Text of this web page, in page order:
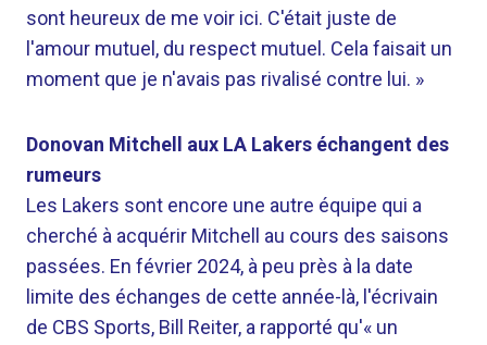
sont heureux de me voir ici. C'était juste de
l'amour mutuel, du respect mutuel. Cela faisait un
moment que je n'avais pas rivalisé contre lui. »
Donovan Mitchell aux LA Lakers échangent des
rumeurs
Les Lakers sont encore une autre équipe qui a
cherché à acquérir Mitchell au cours des saisons
passées. En février 2024, à peu près à la date
limite des échanges de cette année-là, l'écrivain
de CBS Sports, Bill Reiter, a rapporté qu'« un